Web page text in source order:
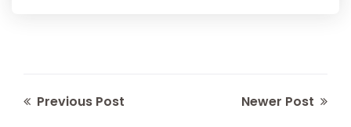
Previous Post Newer Post